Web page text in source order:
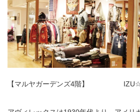
【マルヤガーデンズ4階】